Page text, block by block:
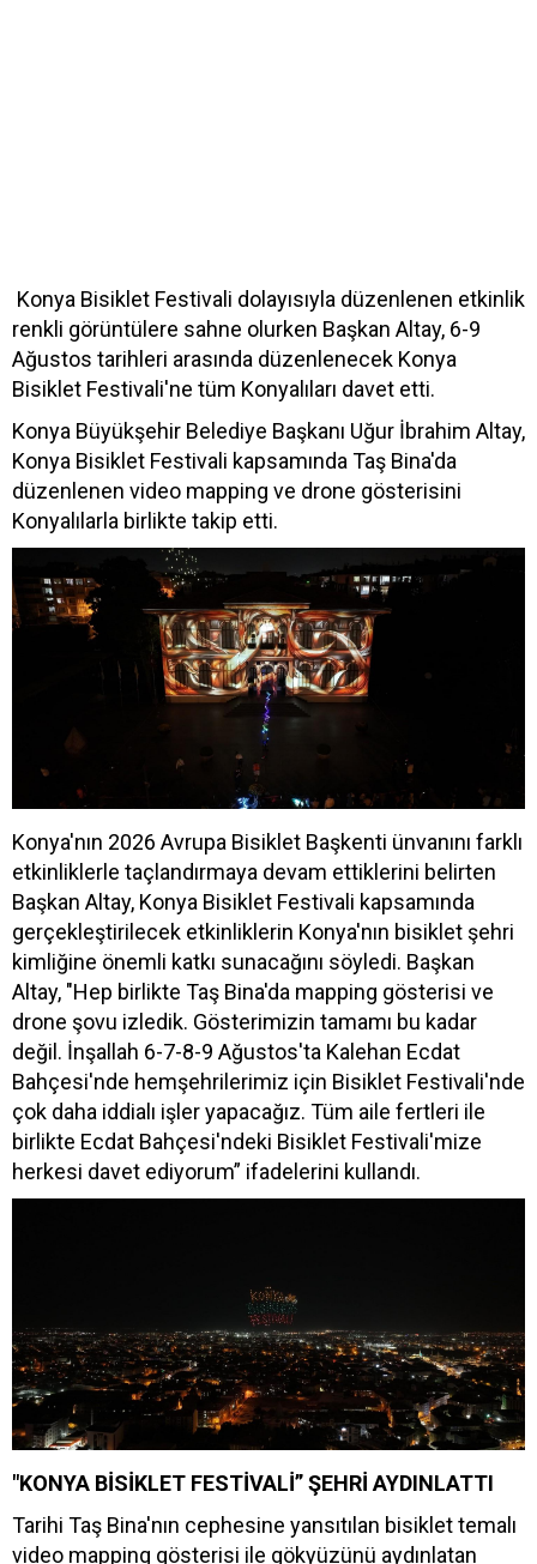
Konya Bisiklet Festivali dolayısıyla düzenlenen etkinlik
renkli görüntülere sahne olurken Başkan Altay, 6-9
Ağustos tarihleri arasında düzenlenecek Konya
Bisiklet Festivali'ne tüm Konyalıları davet etti.
Konya Büyükşehir Belediye Başkanı Uğur İbrahim Altay,
Konya Bisiklet Festivali kapsamında Taş Bina'da
düzenlenen video mapping ve drone gösterisini
Konyalılarla birlikte takip etti.
Konya'nın 2026 Avrupa Bisiklet Başkenti ünvanını farklı
etkinliklerle taçlandırmaya devam ettiklerini belirten
Başkan Altay, Konya Bisiklet Festivali kapsamında
gerçekleştirilecek etkinliklerin Konya'nın bisiklet şehri
kimliğine önemli katkı sunacağını söyledi. Başkan
Altay, "Hep birlikte Taş Bina'da mapping gösterisi ve
drone şovu izledik. Gösterimizin tamamı bu kadar
değil. İnşallah 6-7-8-9 Ağustos'ta Kalehan Ecdat
Bahçesi'nde hemşehrilerimiz için Bisiklet Festivali'nde
çok daha iddialı işler yapacağız. Tüm aile fertleri ile
birlikte Ecdat Bahçesi'ndeki Bisiklet Festivali'mize
herkesi davet ediyorum” ifadelerini kullandı.
"KONYA BİSİKLET FESTİVALİ” ŞEHRİ AYDINLATTI
Tarihi Taş Bina'nın cephesine yansıtılan bisiklet temalı
video mapping gösterisi ile gökyüzünü aydınlatan